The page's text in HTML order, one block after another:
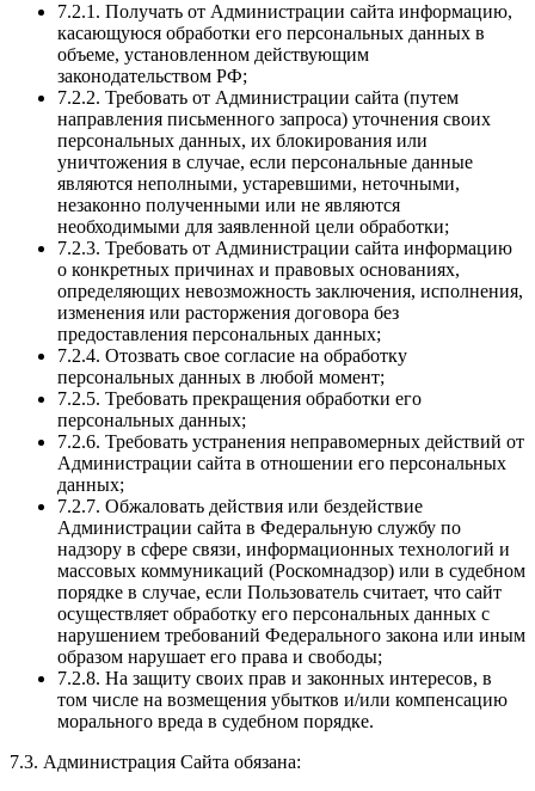
7.2.1. Получать от Администрации сайта информацию,
касающуюся обработки его персональных данных в
объеме, установленном действующим
законодательством РФ;
7.2.2. Требовать от Администрации сайта (путем
направления письменного запроса) уточнения своих
персональных данных, их блокирования или
уничтожения в случае, если персональные данные
являются неполными, устаревшими, неточными,
незаконно полученными или не являются
необходимыми для заявленной цели обработки;
7.2.3. Требовать от Администрации сайта информацию
о конкретных причинах и правовых основаниях,
определяющих невозможность заключения, исполнения,
изменения или расторжения договора без
предоставления персональных данных;
7.2.4. Отозвать свое согласие на обработку
персональных данных в любой момент;
7.2.5. Требовать прекращения обработки его
персональных данных;
7.2.6. Требовать устранения неправомерных действий от
Администрации сайта в отношении его персональных
данных;
7.2.7. Обжаловать действия или бездействие
Администрации сайта в Федеральную службу по
надзору в сфере связи, информационных технологий и
массовых коммуникаций (Роскомнадзор) или в судебном
порядке в случае, если Пользователь считает, что сайт
осуществляет обработку его персональных данных с
нарушением требований Федерального закона или иным
образом нарушает его права и свободы;
7.2.8. На защиту своих прав и законных интересов, в
том числе на возмещения убытков и/или компенсацию
морального вреда в судебном порядке.
7.3. Администрация Сайта обязана: